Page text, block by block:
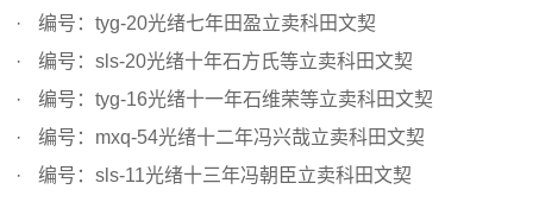
编号：tyg-20光绪七年田盈立卖科田文契
编号：sls-20光绪十年石方氏等立卖科田文契
编号：tyg-16光绪十一年石维荣等立卖科田文契
编号：mxq-54光绪十二年冯兴哉立卖科田文契
编号：sls-11光绪十三年冯朝臣立卖科田文契